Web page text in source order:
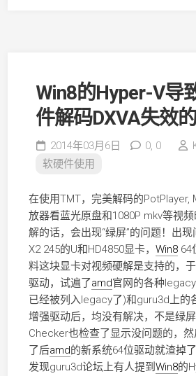
Win8的Hyper-V导
件解码DXVA失效
2014年03月6日 0, 0
软硬件使用
在使用TMT，完美解码的PotPlayer,
放器看蓝光原盘和1080P mkv等视
解的话，会出现“绿屏”的问题！出
X2 245的U和HD4850显卡， Win864
料这块显卡对视频硬解是支持的，
驱动，试遍了amd官网的各种
已经被列入legacy了)和guru3d上的
增强驱动后，均没有解决，不是绿
Checker也检查了显示没问题的，
了后amd的新系统64位驱动就渣掉
发现guru3d论坛上有人提到 Win8的